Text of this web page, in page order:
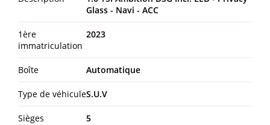
Glass - Navi - ACC
1ère
immatriculation
2023
Boîte Automatique
Type de véhiculeS.U.V
Sièges 5